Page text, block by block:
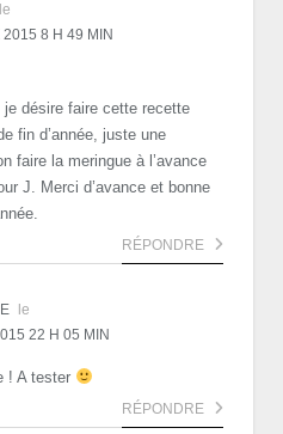
le
8 H 49 MIN
je désire faire cette recette
fin d’année, juste une
faire la meringue à l’avance
J. Merci d’avance et bonne
RÉPONDRE
le
22 H 05 MIN
! A tester
RÉPONDRE